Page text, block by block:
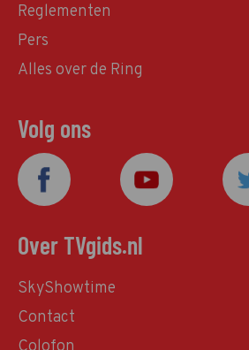
Reglementen
Pers
Alles over de Ring
Volg ons
Over TVgids.nl
SkyShowtime
Contact